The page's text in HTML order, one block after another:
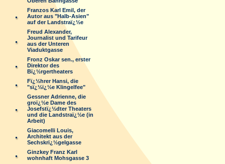
Franzos Karl Emil, der
Autor aus "Halb-Asien"
auf der Landstraï¿½e
Freud Alexander,
Journalist und Tarifeur
aus der Unteren
Viaduktgasse
Fronz Oskar sen., erster
Direktor des
Bï¿½rgertheaters
Fï¿½hrer Hansi, die
"sï¿½ï¿½e Klingelfee"
Gessner Adrienne, die
groï¿½e Dame des
Josefstï¿½dter Theaters
und die Landstraï¿½e (in
Arbeit)
Giacomelli Louis,
Architekt aus der
Sechskrï¿½gelgasse
Ginzkey Franz Karl
wohnhaft Mohsgasse 3